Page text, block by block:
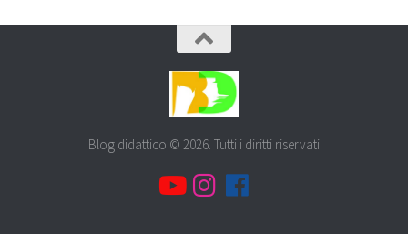
Blog didattico © 2026. Tutti i diritti riservati